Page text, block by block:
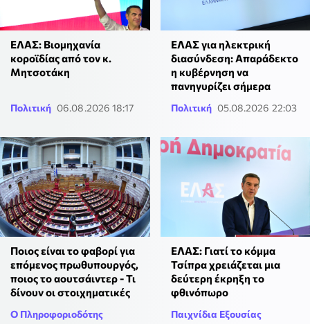
ΕΛΑΣ: Βιομηχανία
κοροϊδίας από τον κ.
Μητσοτάκη
Πολιτική 06.08.2026 18:17
ΕΛΑΣ για ηλεκτρική
διασύνδεση: Απαράδεκτο
η κυβέρνηση να
πανηγυρίζει σήμερα
Πολιτική 05.08.2026 22:03
Ποιος είναι το φαβορί για
επόμενος πρωθυπουργός,
ποιος το αουτσάιντερ - Τι
δίνουν οι στοιχηματικές
Ο Πληροφοριοδότης
ΕΛΑΣ: Γιατί το κόμμα
Τσίπρα χρειάζεται μια
δεύτερη έκρηξη το
φθινόπωρο
Παιχνίδια Εξουσίας